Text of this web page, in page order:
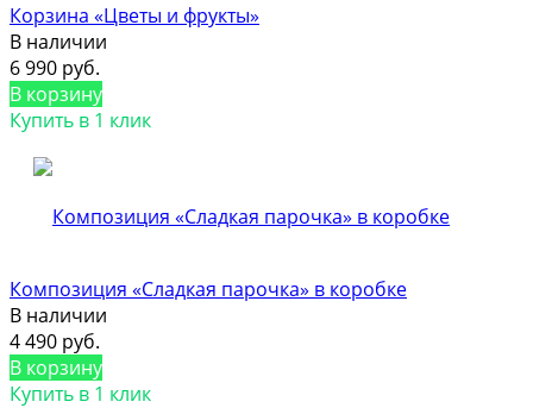
Корзина «Цветы и фрукты»
В наличии
6 990 руб.
В корзину
Купить в 1 клик
Композиция «Сладкая парочка» в коробке
В наличии
4 490 руб.
В корзину
Купить в 1 клик